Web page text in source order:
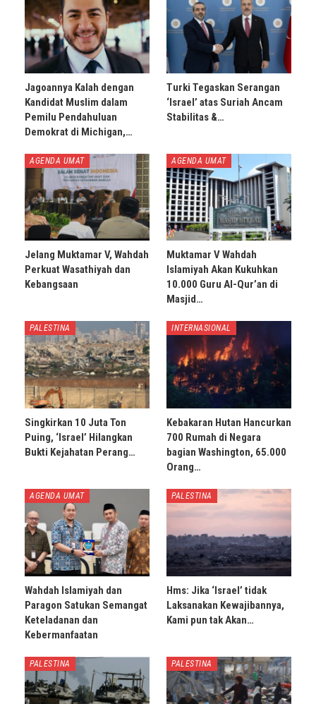
Jagoannya Kalah dengan
Kandidat Muslim dalam
Pemilu Pendahuluan
Demokrat di Michigan,…
Turki Tegaskan Serangan
‘Israel’ atas Suriah Ancam
Stabilitas &…
AGENDA UMAT
Jelang Muktamar V, Wahdah
Perkuat Wasathiyah dan
Kebangsaan
AGENDA UMAT
Muktamar V Wahdah
Islamiyah Akan Kukuhkan
10.000 Guru Al-Qur’an di
Masjid…
PALESTINA
Singkirkan 10 Juta Ton
Puing, ‘Israel’ Hilangkan
Bukti Kejahatan Perang…
INTERNASIONAL
Kebakaran Hutan Hancurkan
700 Rumah di Negara
bagian Washington, 65.000
Orang…
AGENDA UMAT
Wahdah Islamiyah dan
Paragon Satukan Semangat
Keteladanan dan
Kebermanfaatan
PALESTINA
Hms: Jika ‘Israel’ tidak
Laksanakan Kewajibannya,
Kami pun tak Akan…
PALESTINA PALESTINA